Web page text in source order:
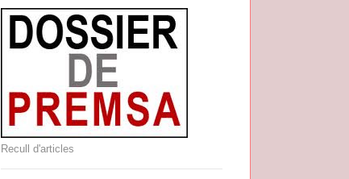
Recull d'articles